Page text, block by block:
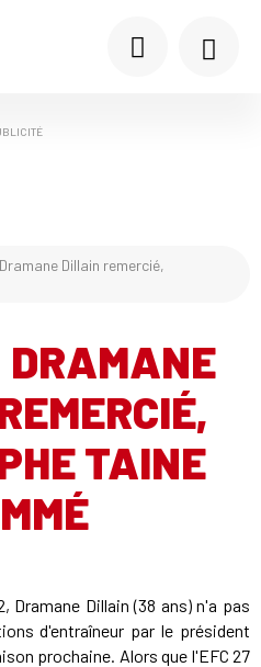
Dillain remercié,
DRAMANE
TAINE
Dramane Dillain (38 ans) n'a pas
d'entraîneur par le président
prochaine. Alors que l'EFC 27